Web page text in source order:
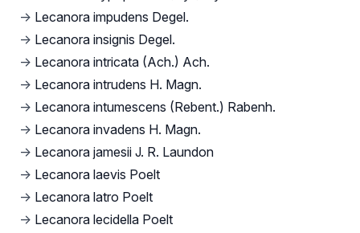
→ Lecanora impudens Degel.
→ Lecanora insignis Degel.
→ Lecanora intricata (Ach.) Ach.
→ Lecanora intrudens H. Magn.
→ Lecanora intumescens (Rebent.) Rabenh.
→ Lecanora invadens H. Magn.
→ Lecanora jamesii J. R. Laundon
→ Lecanora laevis Poelt
→ Lecanora latro Poelt
→ Lecanora lecidella Poelt